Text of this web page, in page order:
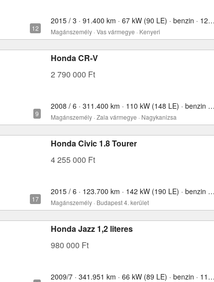
2015 / 3 · 91.400 km · 67 kW (90 LE) · benzin · 1200 cm³
Magánszemély · Vas vármegye · Kenyeri
Honda CR-V
2 790 000 Ft
2008 / 6 · 311.400 km · 110 kW (148 LE) · benzin · 2000 cm³
Magánszemély · Zala vármegye · Nagykanizsa
Honda Civic 1.8 Tourer
4 255 000 Ft
2015 / 6 · 123.700 km · 142 kW (190 LE) · benzin · 1800 cm³
Magánszemély · Budapest 4. kerület
Honda Jazz 1,2 literes
980 000 Ft
2009/7 · 341.951 km · 66 kW (89 LE) · benzin · 1198 cm³